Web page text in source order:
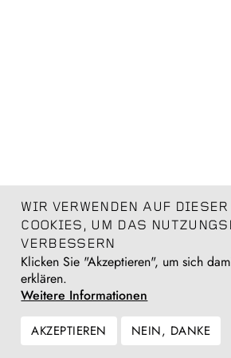
WIR VERWENDEN AUF
COOKIES, UM DAS
VERBESSERN
Klicken Sie "Akzeptieren", um sich
erklären.
Weitere Informationen
AKZEPTIEREN NEIN, DANKE